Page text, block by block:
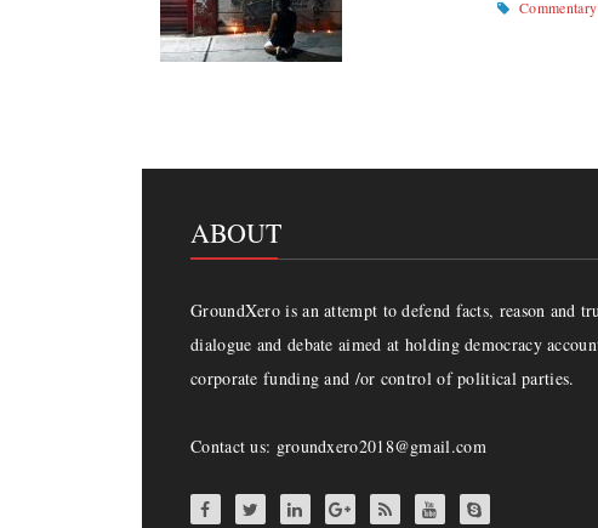
Commentary
ABOUT
GroundXero is an attempt to defend facts, reason and
dialogue and debate aimed at holding democracy
corporate funding and /or control of political parties.
Contact us: groundxero2018@gmail.com